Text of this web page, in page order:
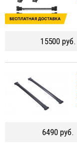
15500 руб.
6490 руб.